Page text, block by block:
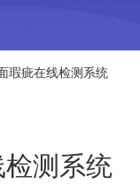
瑕疵在线检测系统
测系统